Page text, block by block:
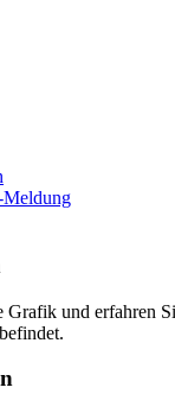
Grafik und erfahren